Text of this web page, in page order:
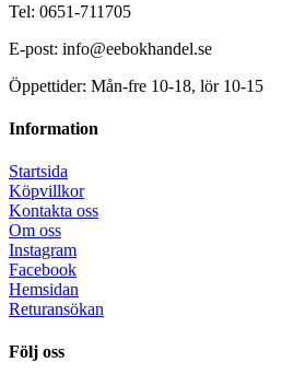
Tel: 0651-711705
E-post: info@eebokhandel.se
Öppettider: Mån-fre 10-18, lör 10-15
Information
Startsida
Köpvillkor
Kontakta oss
Om oss
Instagram
Facebook
Hemsidan
Returansökan
Följ oss